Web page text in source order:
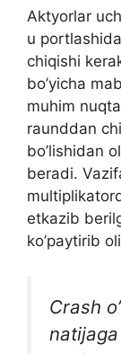
Aktyorlar
u
chiqishi
bo’yicha
muhim
raunddan
bo’lishidan
beradi.
etkazib
ko’paytirib
Crash
natijaga